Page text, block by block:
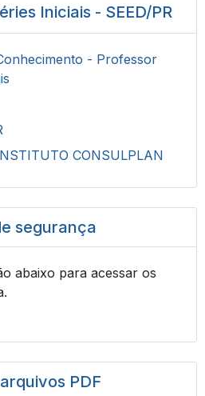
Iniciais - SEED/PR
- Professor
CONSULPLAN
segurança
abaixo para acessar os
PDF